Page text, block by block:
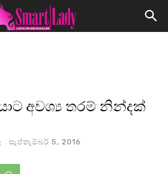
අවශ්‍ය තරම් නින්දක්
සැප්තැම්බර් 5, 2016